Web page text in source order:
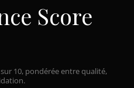
Score
10, pondérée entre qualité,